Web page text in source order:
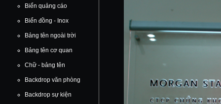
Biển quảng cáo
Biển đồng - Inox
Bảng tên ngoài trời
Bảng tên cơ quan
Chữ - bảng tên
Backdrop văn phòng
Backdrop sự kiện